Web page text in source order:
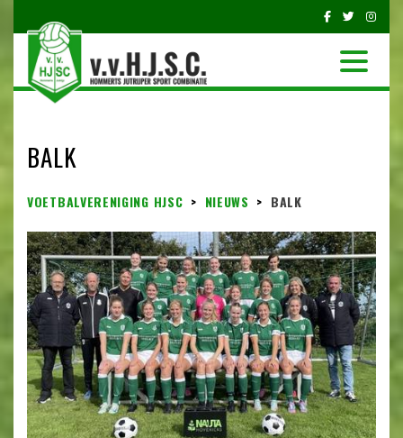
BALK
VOETBALVERENIGING HJSC > NIEUWS > BALK